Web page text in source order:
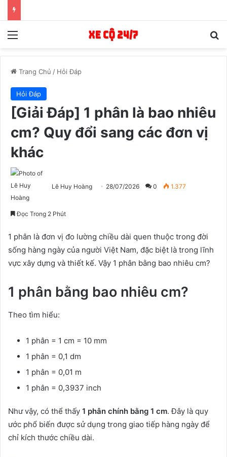
Menu
Trang Chủ / Hỏi Đáp
Hỏi Đáp
[Giải Đáp] 1 phân là bao nhiêu
cm? Quy đổi sang các đơn vị
khác
Lê Huy Hoàng 28/07/2026 0 1.377
Đọc Trong 2 Phút
1 phân là đơn vị đo lường chiều dài quen thuộc trong đời
sống hàng ngày của người Việt Nam, đặc biệt là trong lĩnh
vực xây dựng và thiết kế. Vậy 1 phân bằng bao nhiêu cm?
1 phân bằng bao nhiêu cm?
Theo tìm hiểu:
1 phân = 1 cm = 10 mm
1 phân = 0,1 dm
1 phân = 0,01 m
1 phân = 0,3937 inch
Như vậy, có thể thấy 1 phân chính bằng 1 cm. Đây là quy
ước phổ biến được sử dụng trong giao tiếp hàng ngày để
chỉ kích thước chiều dài.